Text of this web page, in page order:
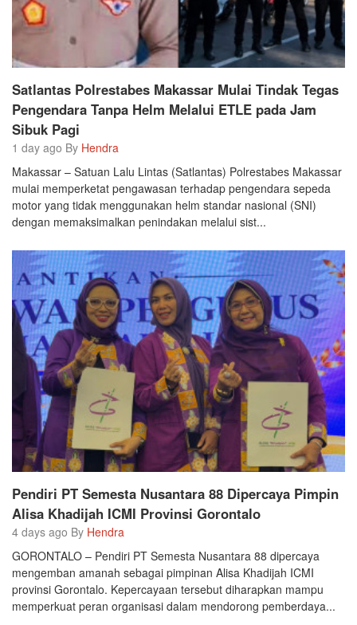
Satlantas Polrestabes Makassar Mulai Tindak Tegas
Pengendara Tanpa Helm Melalui ETLE pada Jam
Sibuk Pagi
1 day ago By Hendra
Makassar – Satuan Lalu Lintas (Satlantas) Polrestabes Makassar
mulai memperketat pengawasan terhadap pengendara sepeda
motor yang tidak menggunakan helm standar nasional (SNI)
dengan memaksimalkan penindakan melalui sist...
Pendiri PT Semesta Nusantara 88 Dipercaya Pimpin
Alisa Khadijah ICMI Provinsi Gorontalo
4 days ago By Hendra
GORONTALO – Pendiri PT Semesta Nusantara 88 dipercaya
mengemban amanah sebagai pimpinan Alisa Khadijah ICMI
provinsi Gorontalo. Kepercayaan tersebut diharapkan mampu
memperkuat peran organisasi dalam mendorong pemberdaya...